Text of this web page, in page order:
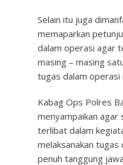
Selain itu juga
memaparkan
dalam operasi agar
masing – masing
tugas dalam operasi
Kabag Ops Polres
menyampaikan agar
terlibat dalam
melaksanakan tugas
penuh tanggung